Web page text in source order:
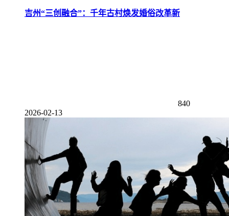
吉州“三创融合”：千年古村焕发婚俗改革新
840
2026-02-13